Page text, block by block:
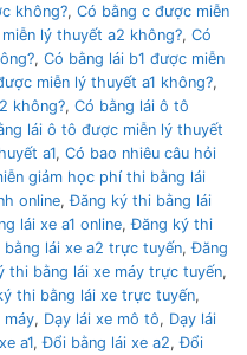
không?, Có bằng c được miễn
lý thuyết a2 không?, Có
, Có bằng lái b1 được miễn
miễn lý thuyết a1 không?,
không?, Có bằng lái ô tô
lái ô tô được miễn lý thuyết
a1, Có bao nhiêu câu hỏi
giảm học phí thi bằng lái
online,Đăng ký thi bằng lái
lái xe a1 online,Đăng ký thi
lái xe a2 trực tuyến,Đăng
thi bằng lái xe máy trực tuyến,
thi bằng lái xe trực tuyến,
máy, Dạy lái xe mô tô, Dạy lái
a1,Đổi bằng lái xe a2,Đổi